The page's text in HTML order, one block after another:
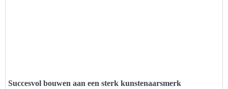
Succesvol bouwen aan een sterk kunstenaarsmerk